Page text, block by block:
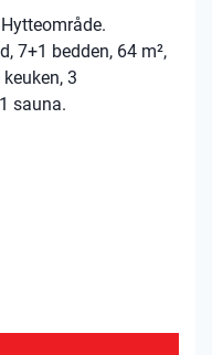
7+1 bedden, 64 m²,
3
sauna.